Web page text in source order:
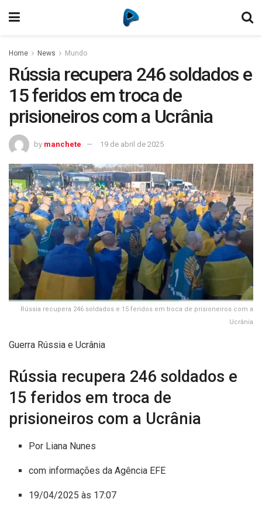
Home News Mundo
Rússia recupera 246 soldados e
15 feridos em troca de
prisioneiros com a Ucrânia
by manchete 19 de abril de 2025
Rússia recupera 246 soldados e 15 feridos em troca de prisioneiros com a
Ucrânia
Guerra Rússia e Ucrânia
Rússia recupera 246 soldados e
15 feridos em troca de
prisioneiros com a Ucrânia
Por Liana Nunes
com informações da Agência EFE
19/04/2025 às 17:07